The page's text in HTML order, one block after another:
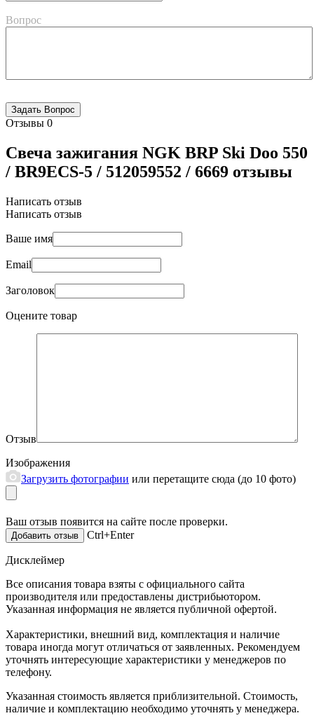
Вопрос
Отзывы 0
Свеча зажигания NGK BRP Ski Doo 550
/ BR9ECS-5 / 512059552 / 6669 отзывы
Написать отзыв
Написать отзыв
Ваше имя
Email
Заголовок
Оцените товар
Отзыв
Изображения
Загрузить фотографии или перетащите сюда (до 10 фото)
Ваш отзыв появится на сайте после проверки.
Ctrl+Enter
Дисклеймер
Все описания товара взяты с официального сайта
производителя или предоставлены дистрибьютором.
Указанная информация не является публичной офертой.
Характеристики, внешний вид, комплектация и наличие
товара иногда могут отличаться от заявленных. Рекомендуем
уточнять интересующие характеристики у менеджеров по
телефону.
Указанная стоимость является приблизительной. Стоимость,
наличие и комплектацию необходимо уточнять у менеджера.